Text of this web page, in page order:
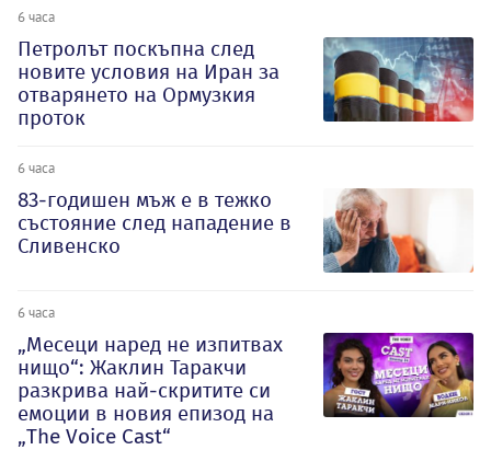
6 часа
Петролът поскъпна след
новите условия на Иран за
отварянето на Ормузкия
проток
6 часа
83-годишен мъж е в тежко
състояние след нападение в
Сливенско
6 часа
„Месеци наред не изпитвах
нищо“: Жаклин Таракчи
разкрива най-скритите си
емоции в новия епизод на
„The Voice Cast“